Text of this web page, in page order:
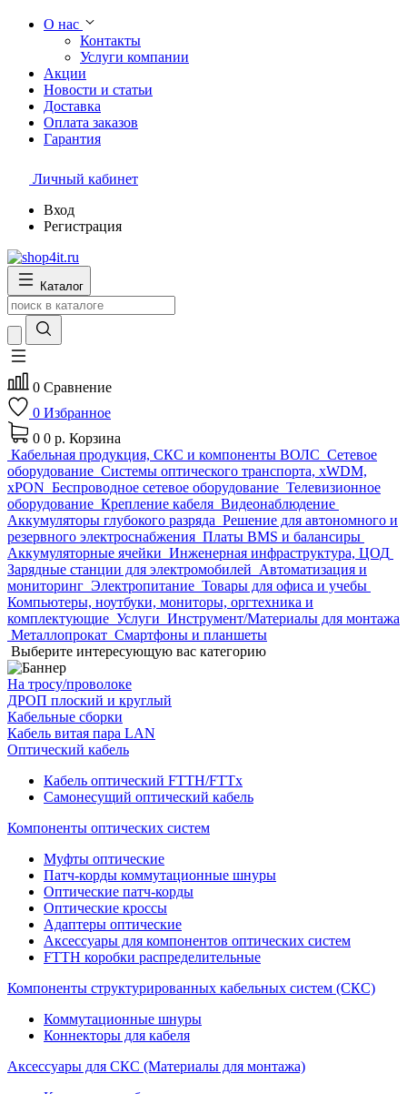
О нас
Контакты
Услуги компании
Акции
Новости и статьи
Доставка
Оплата заказов
Гарантия
Личный кабинет
Вход
Регистрация
Каталог
0 Сравнение
0 Избранное
0 0 р. Корзина
Кабельная продукция, СКС и компоненты ВОЛС Сетевое
оборудование Системы оптического транспорта, xWDM,
xPON Беспроводное сетевое оборудование Телевизионное
оборудование Крепление кабеля Видеонаблюдение
Аккумуляторы глубокого разряда Решение для автономного и
резервного электроснабжения Платы BMS и балансиры
Аккумуляторные ячейки Инженерная инфраструктура, ЦОД
Зарядные станции для электромобилей Автоматизация и
мониторинг Электропитание Товары для офиса и учебы
Компьютеры, ноутбуки, мониторы, оргтехника и
комплектующие Услуги Инструмент/Материалы для монтажа
Металлопрокат Смартфоны и планшеты
Выберите интересующую вас категорию
На тросу/проволоке
ДРОП плоский и круглый
Кабельные сборки
Кабель витая пара LAN
Оптический кабель
Кабель оптический FTTH/FTTx
Самонесущий оптический кабель
Компоненты оптических систем
Муфты оптические
Патч-корды коммутационные шнуры
Оптические патч-корды
Оптические кроссы
Адаптеры оптические
Аксессуары для компонентов оптических систем
FTTH коробки распределительные
Компоненты структурированных кабельных систем (СКС)
Коммутационные шнуры
Коннекторы для кабеля
Аксессуары для СКС (Материалы для монтажа)